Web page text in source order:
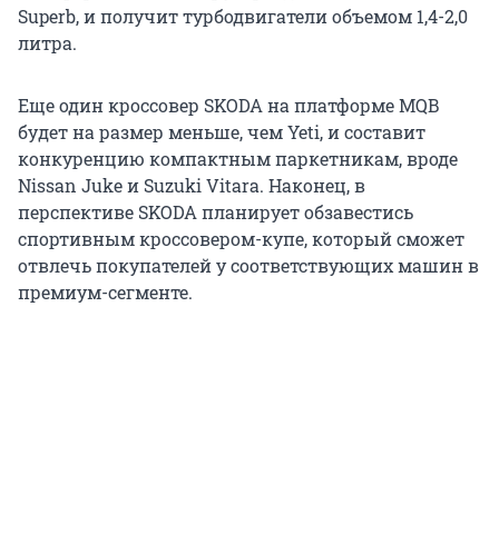
Superb, и получит турбодвигатели объемом 1,4-2,0
литра.
Еще один кроссовер SKODA на платформе MQB
будет на размер меньше, чем Yeti, и составит
конкуренцию компактным паркетникам, вроде
Nissan Juke и Suzuki Vitara. Наконец, в
перспективе SKODA планирует обзавестись
спортивным кроссовером-купе, который сможет
отвлечь покупателей у соответствующих машин в
премиум-сегменте.